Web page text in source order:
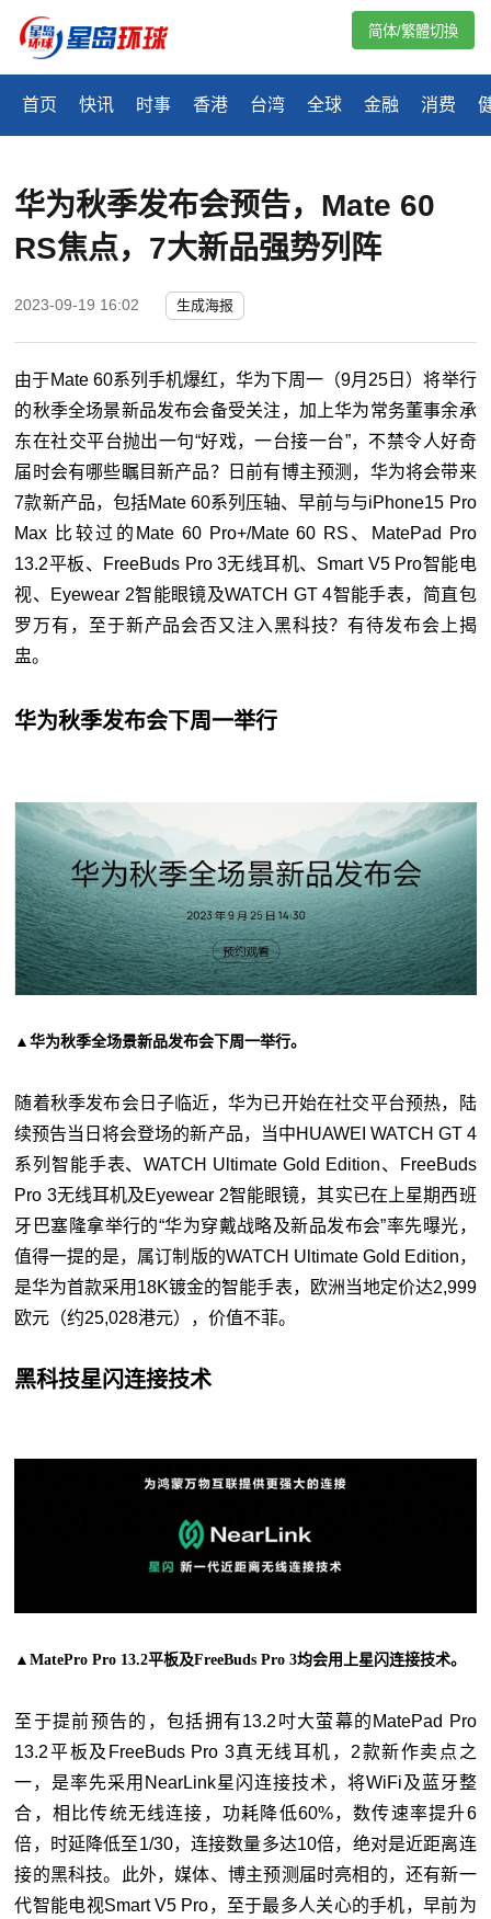
首页 快讯 时事 香港 台湾 全球 金融 消费
简体/繁體切換
​华为秋季发布会预告，Mate 60
RS焦点，7大新品强势列阵
2023-09-19 16:02 生成海报
由于Mate 60系列手机爆红，华为下周一（9月25日）将举行
的秋季全场景新品发布会备受关注，加上华为常务董事余承
东在社交平台抛出一句“好戏，一台接一台”，不禁令人好奇
届时会有哪些瞩目新产品？日前有博主预测，华为将会带来
7款新产品，包括Mate 60系列压轴、早前与与iPhone15 Pro
Max 比较过的Mate 60 Pro+/Mate 60 RS、MatePad Pro
13.2平板、FreeBuds Pro 3无线耳机、Smart V5 Pro智能电
视、Eyewear 2智能眼镜及WATCH GT 4智能手表，简直包
罗万有，至于新产品会否又注入黑科技？有待发布会上揭
盅。
华为秋季发布会下周一举行
▲华为秋季全场景新品发布会下周一举行。
随着秋季发布会日子临近，华为已开始在社交平台预热，陆
续预告当日将会登场的新产品，当中HUAWEI WATCH GT 4
系列智能手表、WATCH Ultimate Gold Edition、FreeBuds
Pro 3无线耳机及Eyewear 2智能眼镜，其实已在上星期西班
牙巴塞隆拿举行的“华为穿戴战略及新品发布会”率先曝光，
值得一提的是，属订制版的WATCH Ultimate Gold Edition，
是华为首款采用18K镀金的智能手表，欧洲当地定价达2,999
欧元（约25,028港元），价值不菲。
黑科技星闪连接技术
▲MatePro Pro 13.2平板及FreeBuds Pro 3均会用上星闪连接技术。
至于提前预告的，包括拥有13.2吋大萤幕的MatePad Pro
13.2平板及FreeBuds Pro 3真无线耳机，2款新作卖点之
一，是率先采用NearLink星闪连接技术，将WiFi及蓝牙整
合，相比传统无线连接，功耗降低60%，数传速率提升6
倍，时延降低至1/30，连接数量多达10倍，绝对是近距离连
接的黑科技。此外，媒体、博主预测届时亮相的，还有新一
代智能电视Smart V5 Pro，至于最多人关心的手机，早前为